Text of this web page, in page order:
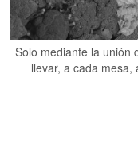
Solo mediante la unión
llevar, a cada